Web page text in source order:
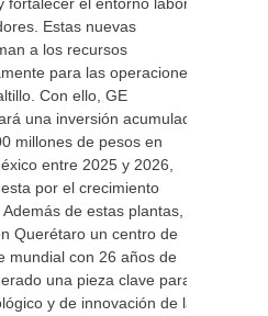
Estas nuevas
a los recursos
para las operaciones
Con ello, GE
una inversión acumulada
millones de pesos en
entre 2025 y 2026,
por el crecimiento
de estas plantas, la
Querétaro un centro de
mundial con 26 años de
una pieza clave para
y de innovación de la